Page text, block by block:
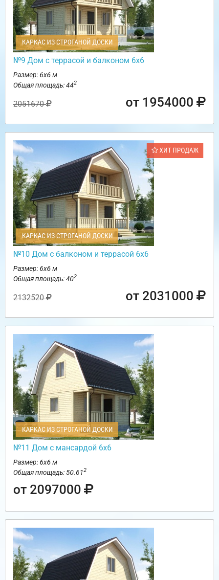
КАРКАС ИЗ СТРОГАНОЙ ДОСКИ
№9 Дом с террасой и балконом 6х6
Размер: 6х6 м
Общая площадь: 442
2051670 от 1954000
ХИТ ПРОДАЖ
КАРКАС ИЗ СТРОГАНОЙ ДОСКИ
№10 Дом с балконом и террасой 6х6
Размер: 6х6 м
Общая площадь: 402
2132520 от 2031000
КАРКАС ИЗ СТРОГАНОЙ ДОСКИ
№11 Дом с мансардой 6х6
Размер: 6х6 м
Общая площадь: 50.612
от 2097000